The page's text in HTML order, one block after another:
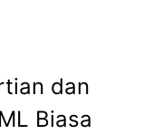
dan
Biasa